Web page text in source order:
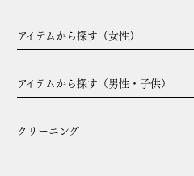
アイテムから探す（女性）
アイテムから探す（男性・子供）
クリーニング